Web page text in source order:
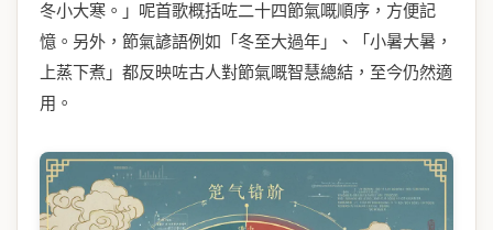
冬小大寒。」呢首歌概括咗二十四節氣嘅順序，方便記
憶。另外，節氣諺語例如「冬至大過年」、「小暑大暑，
上蒸下煮」都反映咗古人對節氣嘅智慧總結，至今仍然適
用。